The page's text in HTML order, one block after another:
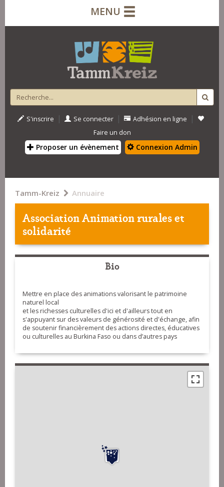
MENU
S'inscrire | Se connecter | Adhésion en ligne |
Faire un don
Proposer un évènement Connexion Admin
Tamm-Kreiz Annuaire
Association Animation rurales et
solidarité
Bio
Mettre en place des animations valorisant le patrimoine
naturel local
et les richesses culturelles d'ici et d'ailleurs tout en
s'appuyant sur des valeurs de générosité et d'échange, afin
de soutenir financièrement des actions directes, éducatives
ou culturelles au Burkina Faso ou dans d’autres pays